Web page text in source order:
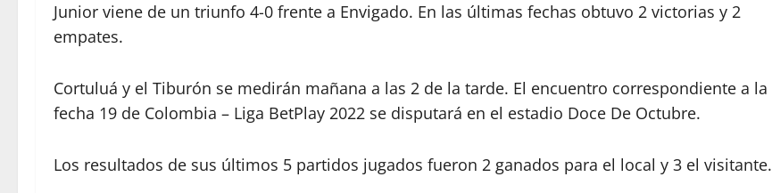
Junior viene de un triunfo 4-0 frente a Envigado. En las últimas fechas obtuvo 2 victorias y 2
empates.
Cortuluá y el Tiburón se medirán mañana a las 2 de la tarde. El encuentro correspondiente a la
fecha 19 de Colombia – Liga BetPlay 2022 se disputará en el estadio Doce De Octubre.
Los resultados de sus últimos 5 partidos jugados fueron 2 ganados para el local y 3 el visitante.